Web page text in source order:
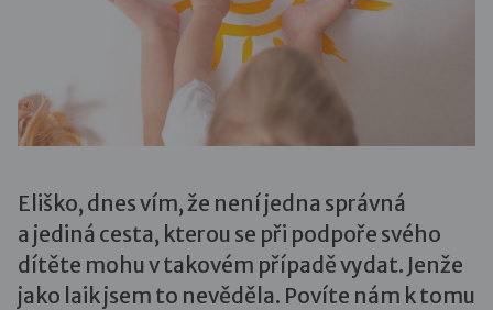
Eliško, dnes vím, že není jedna správná
a jediná cesta, kterou se při podpoře svého
dítěte mohu v takovém případě vydat. Jenže
jako laik jsem to nevěděla. Povíte nám k tomu